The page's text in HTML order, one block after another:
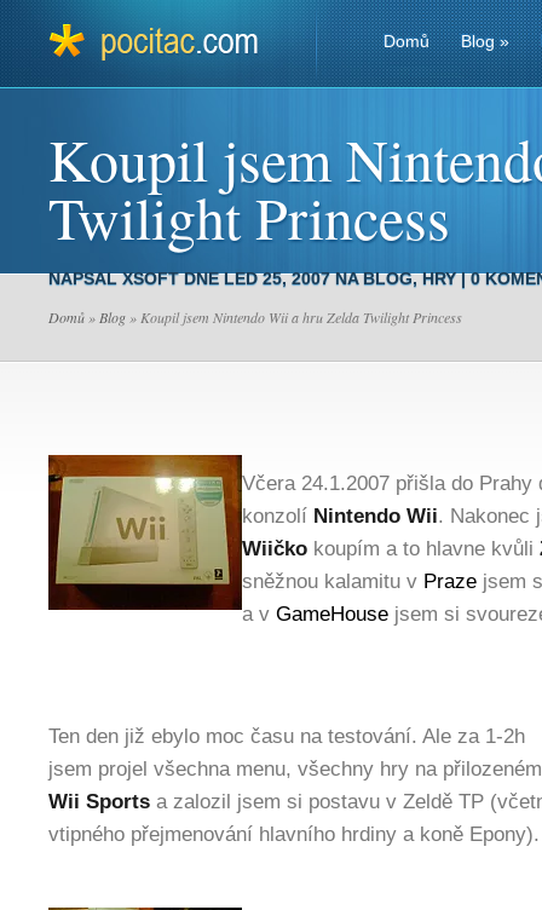
Domů Blog»
Koupil jsem
Twilight Princess
NAPSALXSOFTDNE LED 25, 2007 NABLOG,HRY|0
Domů » Blog » Koupil jsem Nintendo Wii a hru Zelda Twilight Princess
Včera 24.1.2007 přišla do Prahy
konzolí Nintendo Wii. Nakonec
Wiičko koupím a to hlavne kvůli
sněžnou kalamitu v Praze jsem
a v GameHouse jsem si
Ten den již ebylo moc času na testování. Ale za 1-2h
jsem projel všechna menu, všechny hry na přilozeném
Wii Sports a zalozil jsem si postavu v Zeldě TP
vtipného přejmenování hlavního hrdiny a koně